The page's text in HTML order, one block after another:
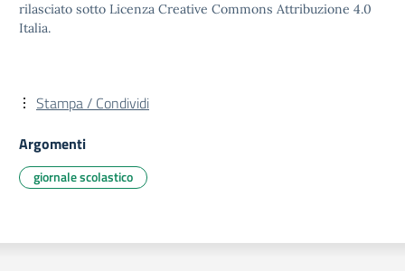
rilasciato sotto Licenza Creative Commons Attribuzione 4.0
Italia.
Stampa / Condividi
Argomenti
giornale scolastico